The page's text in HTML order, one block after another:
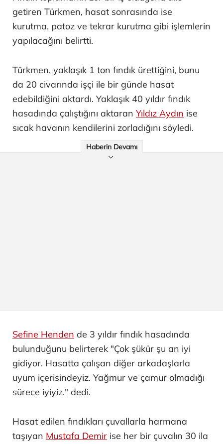
getiren Türkmen, hasat sonrasında ise
kurutma, patoz ve tekrar kurutma gibi işlemlerin
yapılacağını belirtti.
Türkmen, yaklaşık 1 ton fındık ürettiğini, bunu
da 20 civarında işçi ile bir günde hasat
edebildiğini aktardı. Yaklaşık 40 yıldır fındık
hasadında çalıştığını aktaran Yıldız Aydın ise
sıcak havanın kendilerini zorladığını söyledi.
Haberin Devamı
Sefine Henden de 3 yıldır fındık hasadında
bulunduğunu belirterek "Çok şükür şu an iyi
gidiyor. Hasatta çalışan diğer arkadaşlarla
uyum içerisindeyiz. Yağmur ve çamur olmadığı
sürece iyiyiz." dedi.
Hasat edilen fındıkları çuvallarla harmana
taşıyan Mustafa Demir ise her bir çuvalın 30 ila